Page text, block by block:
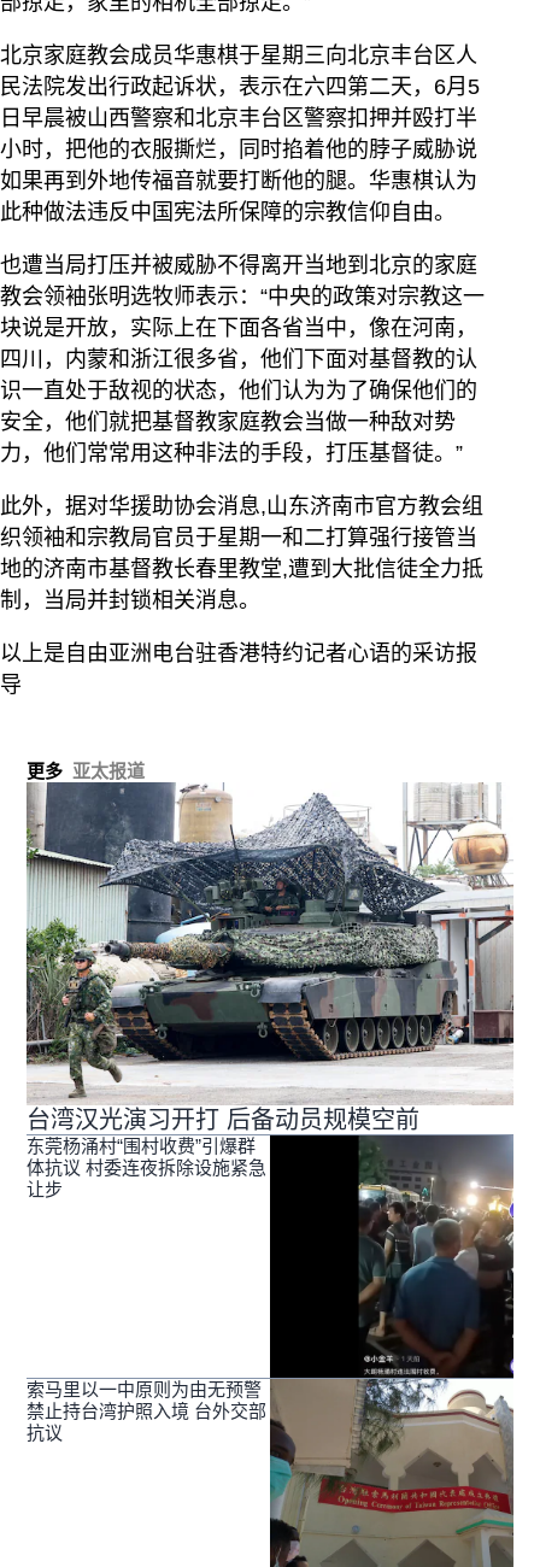
北京家庭教会成员华惠棋于星期三向北京丰台区人
民法院发出行政起诉状，表示在六四第二天，6月5
日早晨被山西警察和北京丰台区警察扣押并殴打半
小时，把他的衣服撕烂，同时掐着他的脖子威胁说
如果再到外地传福音就要打断他的腿。华惠棋认为
此种做法违反中国宪法所保障的宗教信仰自由。
也遭当局打压并被威胁不得离开当地到北京的家庭
教会领袖张明选牧师表示：“中央的政策对宗教这一
块说是开放，实际上在下面各省当中，像在河南，
四川，内蒙和浙江很多省，他们下面对基督教的认
识一直处于敌视的状态，他们认为为了确保他们的
安全，他们就把基督教家庭教会当做一种敌对势
力，他们常常用这种非法的手段，打压基督徒。”
此外，据对华援助协会消息,山东济南市官方教会组
织领袖和宗教局官员于星期一和二打算强行接管当
地的济南市基督教长春里教堂,遭到大批信徒全力抵
制，当局并封锁相关消息。
以上是自由亚洲电台驻香港特约记者心语的采访报
导
更多 亚太报道
台湾汉光演习开打 后备动员规模空前
东莞杨涌村“围村收费”引爆群
体抗议 村委连夜拆除设施紧急
让步
索马里以一中原则为由无预警
禁止持台湾护照入境 台外交部
抗议